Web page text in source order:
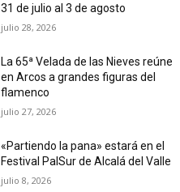
31 de julio al 3 de agosto
julio 28, 2026
La 65ª Velada de las Nieves reúne
en Arcos a grandes figuras del
flamenco
julio 27, 2026
«Partiendo la pana» estará en el
Festival PalSur de Alcalá del Valle
julio 8, 2026